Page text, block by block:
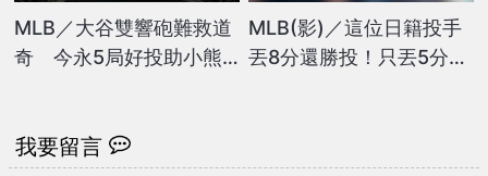
MLB／大谷雙響砲難救道
奇 今永5局好投助小熊
MLB(影)／這位日籍投手
丟8分還勝投！只丟5分卻
我要留言